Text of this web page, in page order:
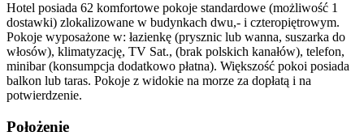
Hotel posiada 62 komfortowe pokoje standardowe (możliwość 1
dostawki) zlokalizowane w budynkach dwu,- i czteropiętrowym.
Pokoje wyposażone w: łazienkę (prysznic lub wanna, suszarka do
włosów), klimatyzację, TV Sat., (brak polskich kanałów), telefon,
minibar (konsumpcja dodatkowo płatna). Większość pokoi posiada
balkon lub taras. Pokoje z widokie na morze za dopłatą i na
potwierdzenie.
Położenie